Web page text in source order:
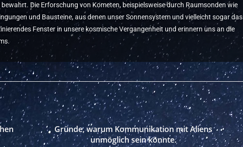
Die Erforschung von Kometen, beispielsweise durch Raumsonden wie
und Bausteine, aus denen unser Sonnensystem und vielleicht sogar das
Fenster in unsere kosmische Vergangenheit und erinnern uns an die
Gründe, warum Kommunikation mit Aliens
unmöglich sein könnte.